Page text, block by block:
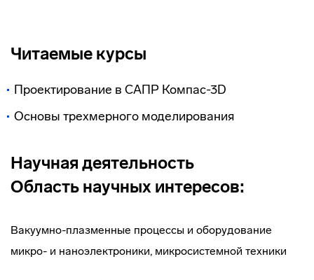
Читаемые курсы
Проектирование в САПР Компас-3D
Основы трехмерного моделирования
Научная деятельность
Область научных интересов:
Вакуумно-плазменные процессы и оборудование
микро- и наноэлектроники, микросистемной техники